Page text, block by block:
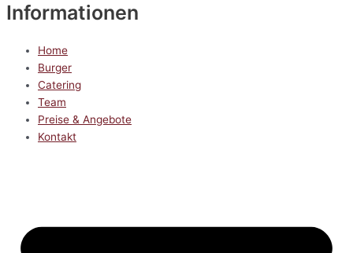
Informationen
Home
Burger
Catering
Team
Preise & Angebote
Kontakt